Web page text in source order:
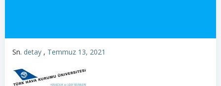
Sn. detay , Temmuz 13, 2021